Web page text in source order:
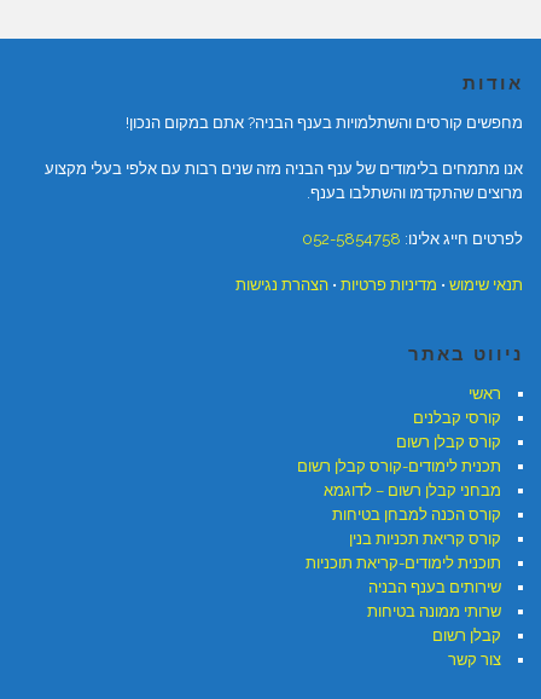
אודות
מחפשים קורסים והשתלמויות בענף הבניה? אתם במקום הנכון!
אנו מתמחים בלימודים של ענף הבניה מזה שנים רבות עם אלפי בעלי מקצוע
מרוצים שהתקדמו והשתלבו בענף.
לפרטים חייג אלינו: 052-5854758
תנאי שימוש • מדיניות פרטיות • הצהרת נגישות
ניווט באתר
ראשי
קורסי קבלנים
קורס קבלן רשום
תכנית לימודים-קורס קבלן רשום
מבחני קבלן רשום – לדוגמא
קורס הכנה למבחן בטיחות
קורס קריאת תכניות בנין
תוכנית לימודים-קריאת תוכניות
שירותים בענף הבניה
שרותי ממונה בטיחות
קבלן רשום
צור קשר